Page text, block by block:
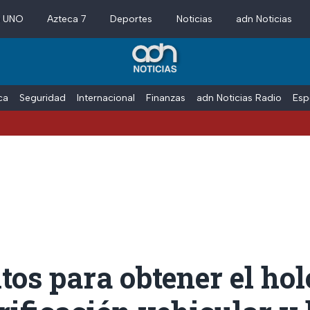
Azteca 7 Deportes Noticias adn Noticias
Seguridad Internacional Finanzas adn Noticias Radio
para obtener el